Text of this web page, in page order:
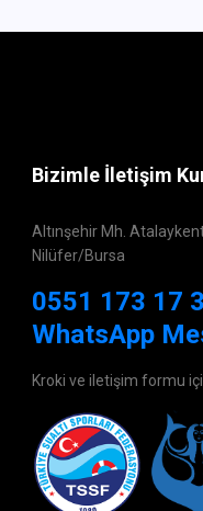
Bizimle İletişim
Altınşehir Mh.
Nilüfer/Bursa
0551 173 17
WhatsApp
Kroki ve iletişim formu